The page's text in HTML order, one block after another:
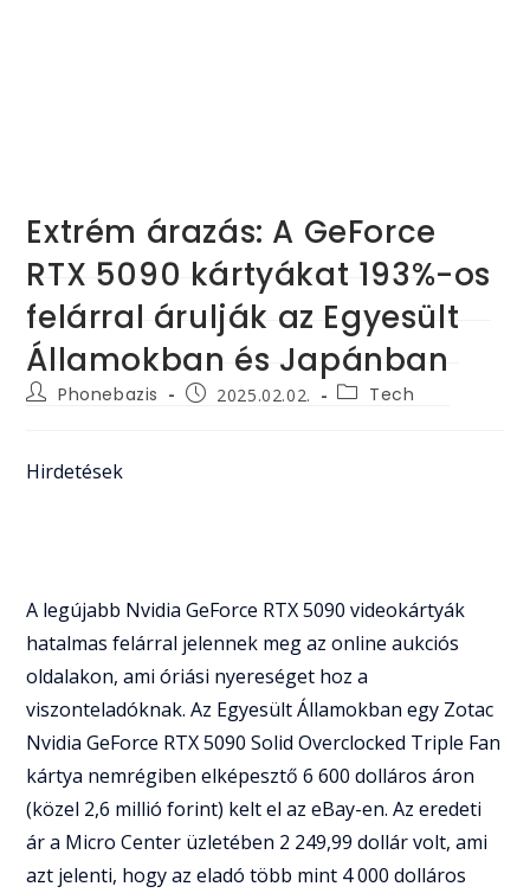
Extrém árazás: A GeForce
RTX 5090 kártyákat 193%-os
felárral árulják az Egyesült
Államokban és Japánban
PostPhonebazis
Post2025.02.02.
PostTech
Hirdetések
A legújabb Nvidia GeForce RTX 5090 videokártyák
hatalmas felárral jelennek meg az online aukciós
oldalakon, ami óriási nyereséget hoz a
viszonteladóknak. Az Egyesült Államokban egy Zotac
Nvidia GeForce RTX 5090 Solid Overclocked Triple Fan
kártya nemrégiben elképesztő 6 600 dolláros áron
(közel 2,6 millió forint) kelt el az eBay-en. Az eredeti
ár a Micro Center üzletében 2 249,99 dollár volt, ami
azt jelenti, hogy az eladó több mint 4 000 dolláros